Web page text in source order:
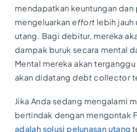
mendapatkan keuntungan dan
mengeluarkan effort lebih jauh
utang. Bagi debitur, mereka
dampak buruk secara mental
Mental mereka akan
akan didatang debt collector
Jika Anda sedang mengalami
bertindak dengan mengontak
adalah solusi pelunasan utang